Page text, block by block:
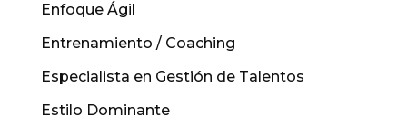
Enfoque Ágil
Entrenamiento / Coaching
Especialista en Gestión de Talentos
Estilo Dominante